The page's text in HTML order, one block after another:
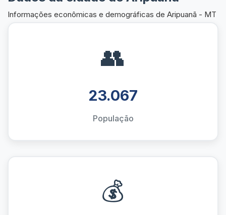
Informações econômicas e demográficas de Aripuanã - MT
👥
23.067
População
💰